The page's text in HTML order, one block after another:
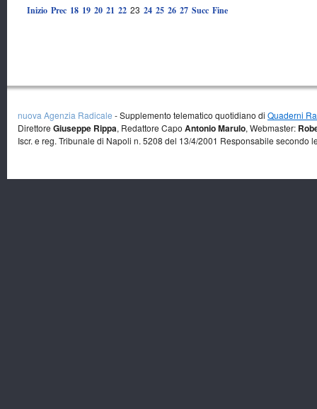
Inizio Prec 18 19 20 21 22 23 24 25 26 27 Succ Fine
nuova Agenzia Radicale - Supplemento telematico quotidiano di Quaderni
Direttore Giuseppe Rippa, Redattore Capo Antonio Marulo, Webmaster:
Iscr. e reg. Tribunale di Napoli n. 5208 del 13/4/2001 Responsabile secondo